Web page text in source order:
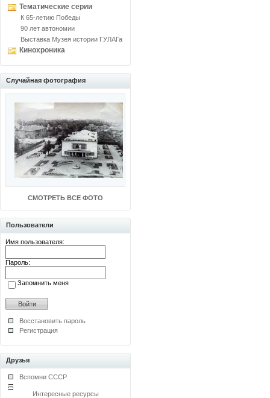
Тематические серии
К 65-летию Победы
90 лет автономии
Выставка Музея истории ГУЛАГа
Кинохроника
Случайная фотография
СМОТРЕТЬ ВСЕ ФОТО
Пользователи
Имя пользователя:
Пароль:
Запомнить меня
Восстановить пароль
Регистрация
Друзья
Вспомни СССР
Интересные ресурсы